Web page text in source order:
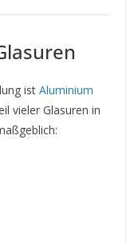
ist Aluminium
vieler Glasuren in